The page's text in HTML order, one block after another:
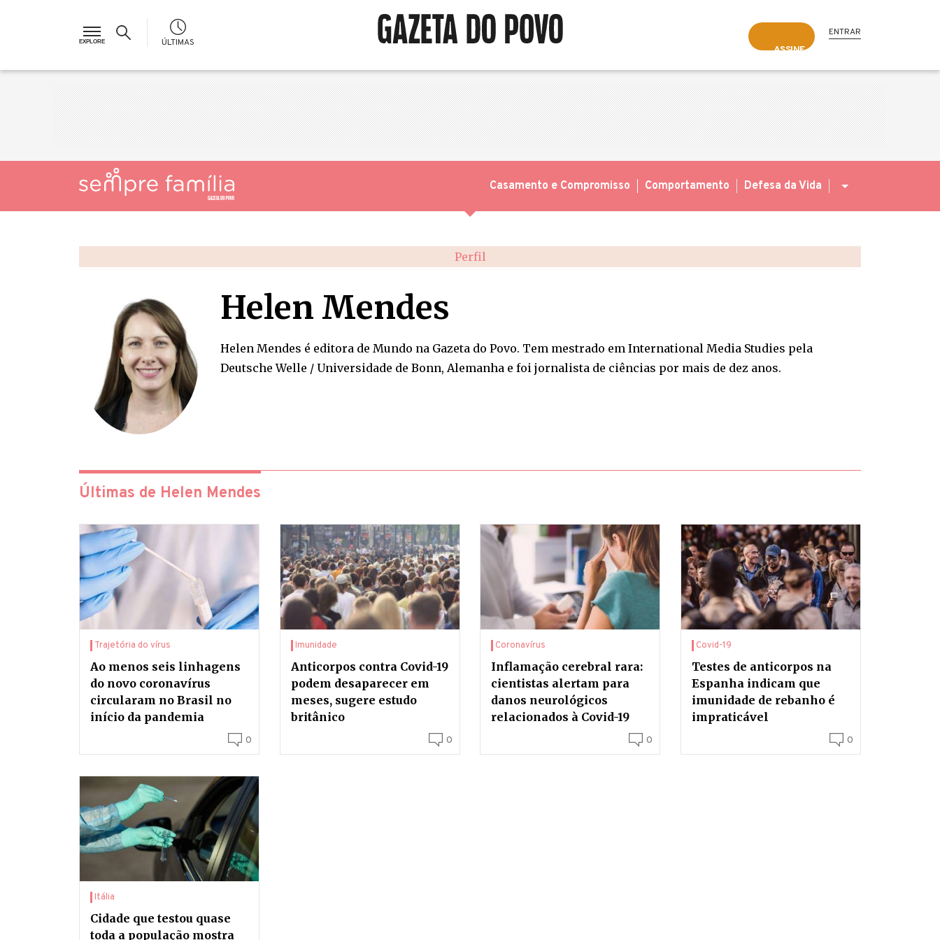
ÚLTIMAS
ASSINE
ENTRAR
Casamento e Compromisso Comportamento Defesa da Vida
Perfil
Helen Mendes
Helen Mendes é editora de Mundo na Gazeta do Povo. Tem mestrado em International Media Studies pela
Deutsche Welle / Universidade de Bonn, Alemanha e foi jornalista de ciências por mais de dez anos.
Últimas de Helen Mendes
Trajetória do vírus
Ao menos seis linhagens
do novo coronavírus
circularam no Brasil no
início da pandemia
0
Imunidade
Anticorpos contra Covid-19
podem desaparecer em
meses, sugere estudo
britânico
0
Coronavírus
Inflamação cerebral rara:
cientistas alertam para
danos neurológicos
relacionados à Covid-19
0
Covid-19
Testes de anticorpos na
Espanha indicam que
imunidade de rebanho é
impraticável
0
Itália
Cidade que testou quase
toda a população mostra